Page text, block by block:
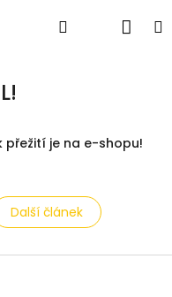
Hledat
je na e-shopu!
Další článek